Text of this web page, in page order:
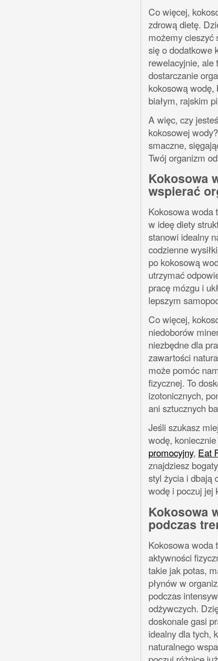
Co więcej,
zdrową dietę.
możemy cieszyć
się o dodatkowe
rewelacyjnie, ale
dostarczanie
kokosową wodę,
białym, rajskim
A więc, czy
kokosowej
smaczne,
Twój organizm
Kokosowa
wspierać
Kokosowa woda
w ideę diety
stanowi idealny
codzienne
po kokosową
utrzymać
pracę mózgu i
lepszym
Co więcej,
niedoborów
niezbędne dla
zawartości
może pomóc
fizycznej. To
izotonicznych,
ani sztucznych
Jeśli szukasz
wodę,
promocyjny, Eat
znajdziesz
styl życia i dbają
wodę i poczuj jej
Kokosowa
podczas
Kokosowa woda
aktywności
takie jak potas,
płynów w
podczas
odżywczych.
doskonale gasi
idealny dla tych,
naturalnego